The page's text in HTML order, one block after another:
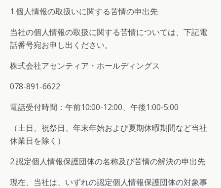
1.個人情報の取扱いに関する苦情の申出先
当社の個人情報の取扱に関する苦情については、下記電
話番号宛お申し出ください。
株式会社アセンティア・ホールディングス
078-891-6622
電話受付時間：午前10:00-12:00、午後1:00-5:00
（土日、祝祭日、年末年始および夏期休暇期間など当社
休業日を除く）
2.認定個人情報保護団体の名称及び苦情の解決の申出先
現在、当社は、いずれの認定個人情報保護団体の対象事